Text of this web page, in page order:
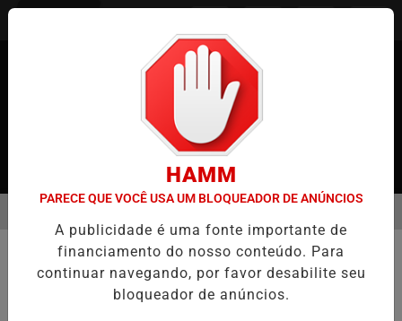
EM ALTA
POLICIAL
Carlos Ghosn: A fuga
cinematográfica e as novas
HAMM
PARECE QUE VOCÊ USA UM BLOQUEADOR DE ANÚNCIOS
A publicidade é uma fonte importante de
financiamento do nosso conteúdo. Para
continuar navegando, por favor desabilite seu
bloqueador de anúncios.